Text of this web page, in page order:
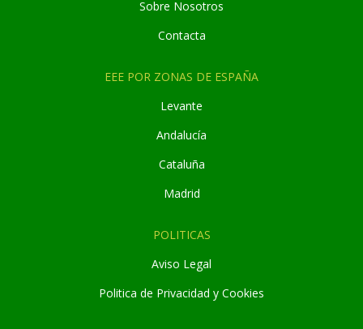
Sobre Nosotros
Contacta
EEE POR ZONAS DE ESPAÑA
Levante
Andalucía
Cataluña
Madrid
POLITICAS
Aviso Legal
Politica de Privacidad y Cookies